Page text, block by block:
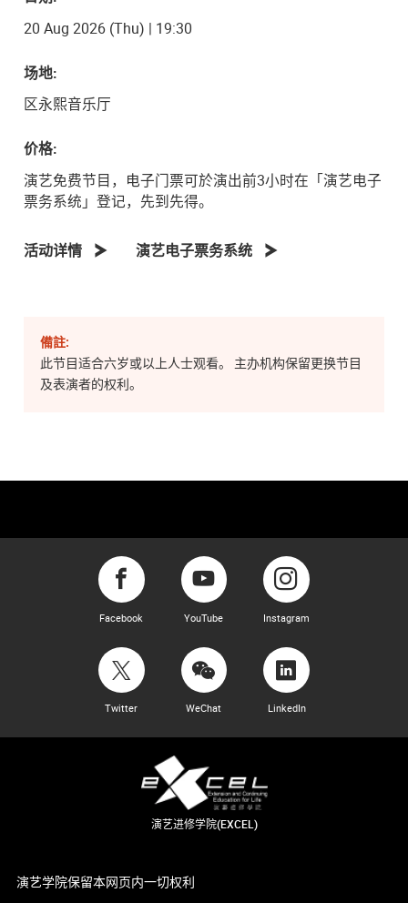
20 Aug 2026 (Thu) | 19:30
场地:
区永熙音乐厅
价格:
演艺免费节目，电子门票可於演出前3小时在「演艺电子
票务系统」登记，先到先得。
活动详情 演艺电子票务系统
備註:
此节目适合六岁或以上人士观看。 主办机构保留更换节目
及表演者的权利。
Facebook YouTube Instagram
Twitter WeChat LinkedIn
演艺进修学院(EXCEL)
演艺学院保留本网页内一切权利